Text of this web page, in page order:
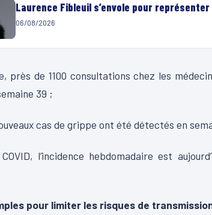
Laurence Fibleuil s’envole pour
06/08/2026
près de 1100 consultations chez les
39 ;
cas de grippe ont été détectés en
l’incidence hebdomadaire est
pour limiter les risques de